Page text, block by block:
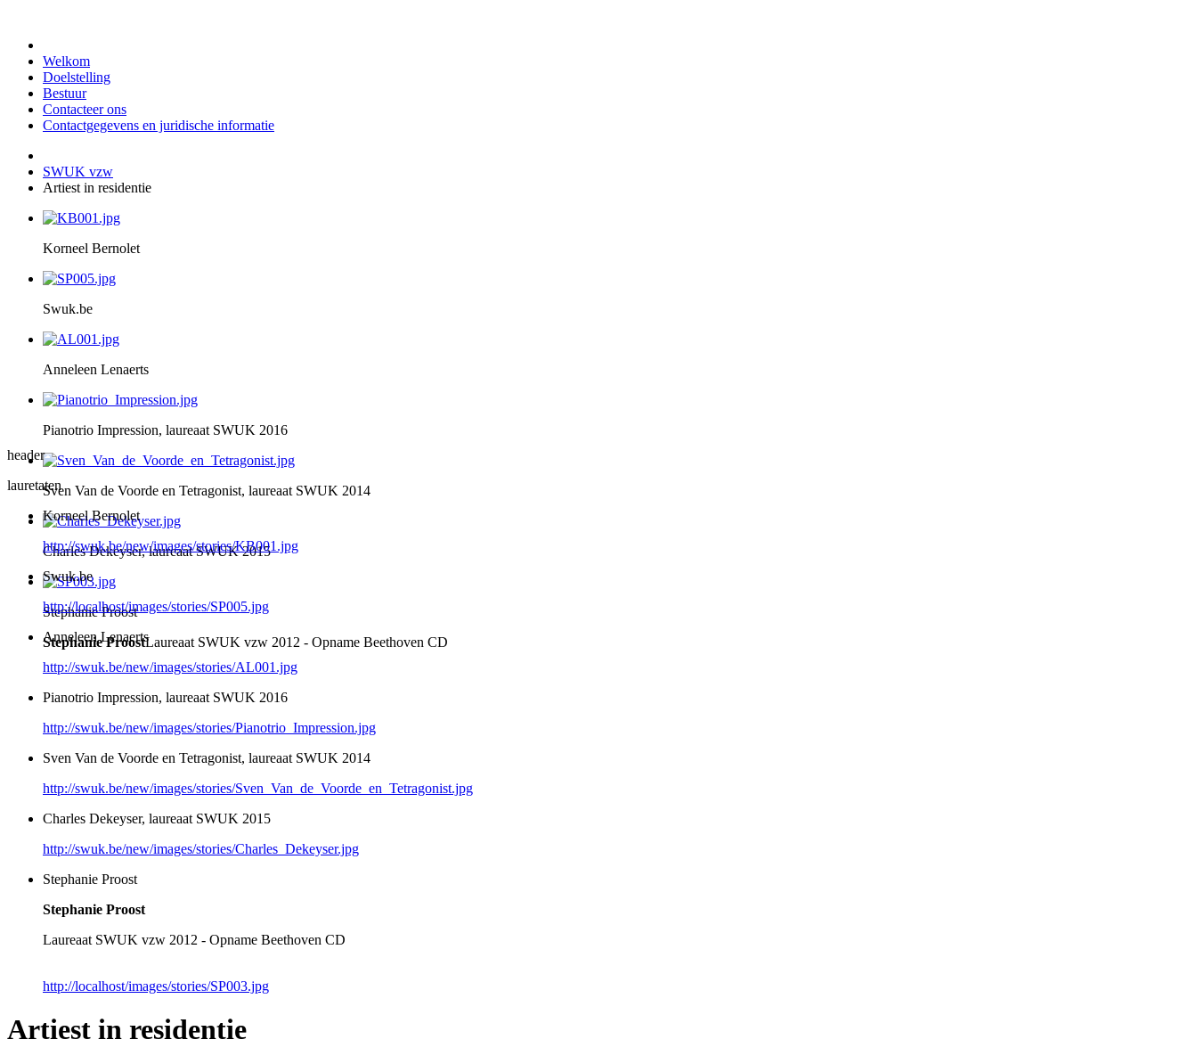
Welkom
Doelstelling
Bestuur
Contacteer ons
Contactgegevens en juridische informatie
SWUK vzw
Artiest in residentie
Korneel Bernolet
Swuk.be
Anneleen Lenaerts
Pianotrio Impression, laureaat SWUK 2016
Sven Van de Voorde en Tetragonist, laureaat SWUK 2014
Charles Dekeyser, laureaat SWUK 2015
Stephanie Proost
Stephanie ProostLaureaat SWUK vzw 2012 - Opname Beethoven CD
header
lauretaten
Korneel Bernolet
http://swuk.be/new/images/stories/KB001.jpg
Swuk.be
http://localhost/images/stories/SP005.jpg
Anneleen Lenaerts
http://swuk.be/new/images/stories/AL001.jpg
Pianotrio Impression, laureaat SWUK 2016
http://swuk.be/new/images/stories/Pianotrio_Impression.jpg
Sven Van de Voorde en Tetragonist, laureaat SWUK 2014
http://swuk.be/new/images/stories/Sven_Van_de_Voorde_en_Tetragonist.jpg
Charles Dekeyser, laureaat SWUK 2015
http://swuk.be/new/images/stories/Charles_Dekeyser.jpg
Stephanie Proost
Stephanie Proost
Laureaat SWUK vzw 2012 - Opname Beethoven CD
http://localhost/images/stories/SP003.jpg
Artiest in residentie